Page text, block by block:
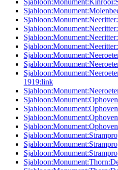
1919:link